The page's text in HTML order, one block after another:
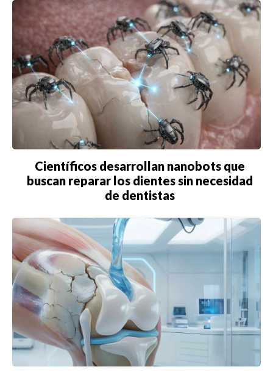
Científicos desarrollan nanobots que
buscan reparar los dientes sin necesidad
de dentistas